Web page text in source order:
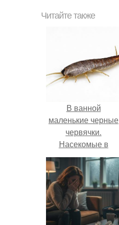
Читайте также
В ванной
маленькие черные
червячки.
Насекомые в
ванной: фото и
названия